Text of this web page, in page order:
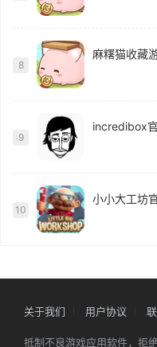
8
麻糬猫收藏
9
incredibox
10
小小大工坊
关于我们 用户协议
抵制不良游戏应用软件，拒